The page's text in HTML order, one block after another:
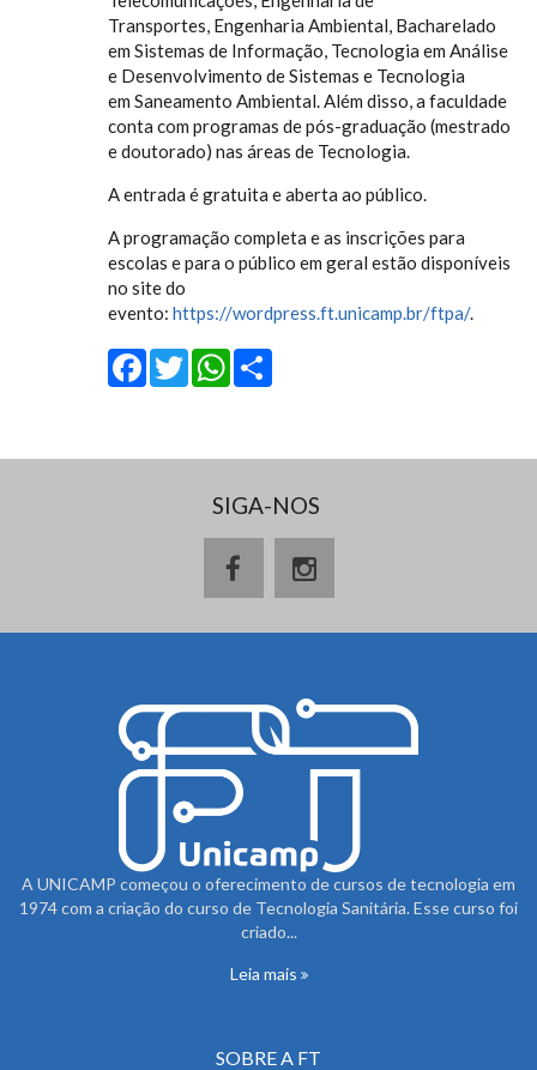
Transportes, Engenharia Ambiental, Bacharelado
em Sistemas de Informação, Tecnologia em Análise
e Desenvolvimento de Sistemas e Tecnologia
em Saneamento Ambiental. Além disso, a faculdade
conta com programas de pós-graduação (mestrado
e doutorado) nas áreas de Tecnologia.
A entrada é gratuita e aberta ao público.
A programação completa e as inscrições para
escolas e para o público em geral estão disponíveis
no site do
evento: https://wordpress.ft.unicamp.br/ftpa/.
Facebook
Twitter
WhatsApp
SIGA-NOS
A UNICAMP começou o oferecimento de cursos de tecnologia em
1974 com a criação do curso de Tecnologia Sanitária. Esse curso foi
criado...
Leia mais
SOBRE A FT